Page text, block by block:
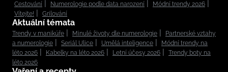
Cestování
Numerologie podle data narození
Módní trendy 2026
Vítejte!
Grilování
Aktuální témata
Trendy v manikúře Minulé životy dle numerologie
Partnerské vztahy
a numerologie
Seriál Ulice Umělá inteligence
Módní trendy na
léto 2026
Kabelky na léto 2026 Letní účesy 2026
Trendy boty na
léto 2026